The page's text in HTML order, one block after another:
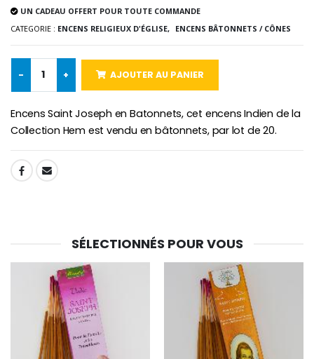
-10%
€5.50
-25%
Lot de 20 Bougies de Neuvaine Blanches
€4.90
€130.00
€2.50
€23.00
UN CADEAU OFFERT POUR TOUTE COMMANDE
CATEGORIE : ENCENS RELIGIEUX D'ÉGLISE, ENCENS BÂTONNETS / CÔNES
- + AJOUTER AU PANIER
Encens Saint Joseph en Batonnets, cet encens Indien de la
Collection Hem est vendu en bâtonnets, par lot de 20.
SHARE:
SÉLECTIONNÉS POUR VOUS